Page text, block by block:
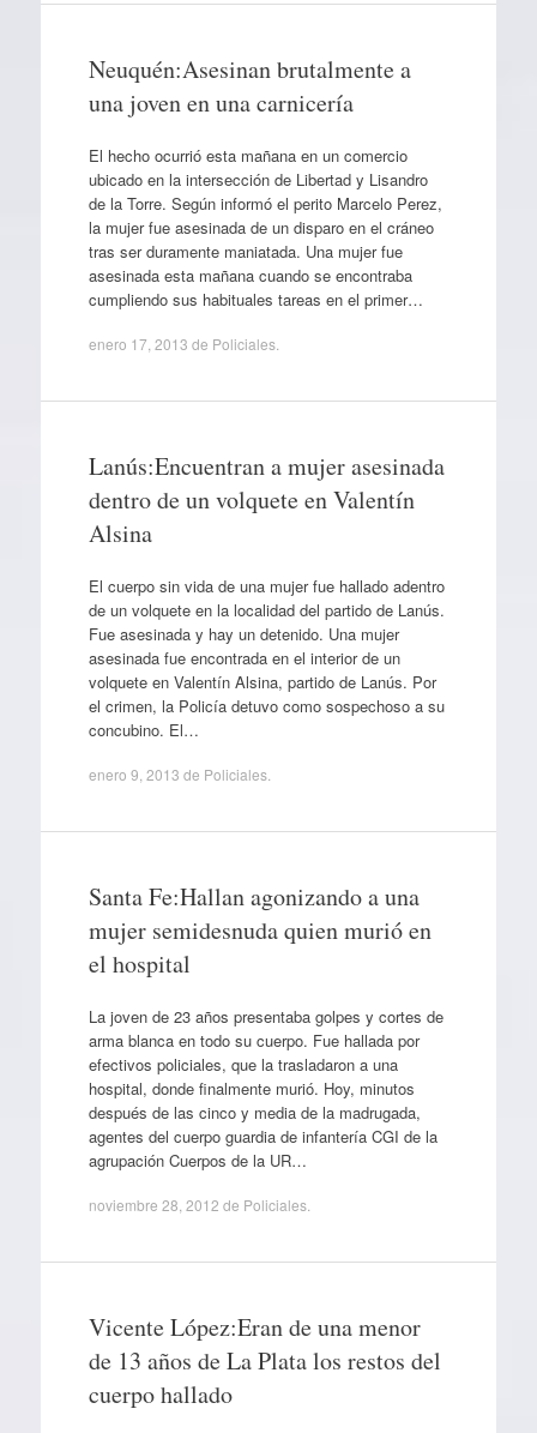
Neuquén:Asesinan brutalmente a
una joven en una carnicería
El hecho ocurrió esta mañana en un comercio
ubicado en la intersección de Libertad y Lisandro
de la Torre. Según informó el perito Marcelo Perez,
la mujer fue asesinada de un disparo en el cráneo
tras ser duramente maniatada. Una mujer fue
asesinada esta mañana cuando se encontraba
cumpliendo sus habituales tareas en el primer…
enero 17, 2013 de Policiales.
Lanús:Encuentran a mujer asesinada
dentro de un volquete en Valentín
Alsina
El cuerpo sin vida de una mujer fue hallado adentro
de un volquete en la localidad del partido de Lanús.
Fue asesinada y hay un detenido. Una mujer
asesinada fue encontrada en el interior de un
volquete en Valentín Alsina, partido de Lanús. Por
el crimen, la Policía detuvo como sospechoso a su
concubino. El…
enero 9, 2013 de Policiales.
Santa Fe:Hallan agonizando a una
mujer semidesnuda quien murió en
el hospital
La joven de 23 años presentaba golpes y cortes de
arma blanca en todo su cuerpo. Fue hallada por
efectivos policiales, que la trasladaron a una
hospital, donde finalmente murió. Hoy, minutos
después de las cinco y media de la madrugada,
agentes del cuerpo guardia de infantería CGI de la
agrupación Cuerpos de la UR…
noviembre 28, 2012 de Policiales.
Vicente López:Eran de una menor
de 13 años de La Plata los restos del
cuerpo hallado